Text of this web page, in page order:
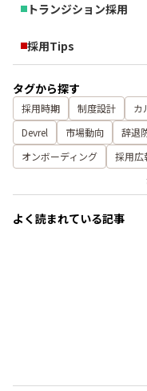
トランジション採用
採用Tips
タグから探す
採用時期 制度設計 カ
Devrel
市場動向 辞退
オンボーディング
採用広
よく読まれている記事